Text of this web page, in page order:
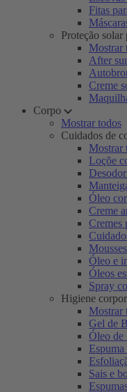
Fitas
Proteção solar
Mostrar
After
Creme
Corpo
Mostrar todos
Cuidados de
Mostrar
Loçõe
Óleo
Creme
Cremes
Óleo e
Óleos
Spray
Higiene
Mostrar
Gel de
Óleo de
Sais e